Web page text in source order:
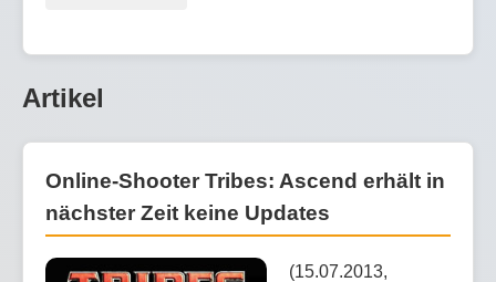
Artikel
Online-Shooter Tribes: Ascend erhält in
nächster Zeit keine Updates
(15.07.2013,